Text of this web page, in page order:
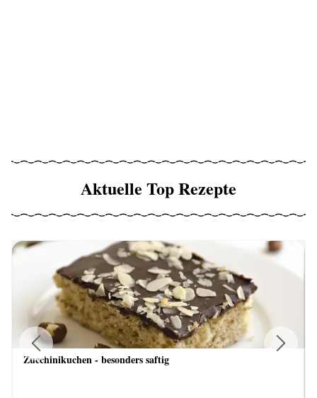
Aktuelle Top Rezepte
Zucchinikuchen - besonders saftig
Previous